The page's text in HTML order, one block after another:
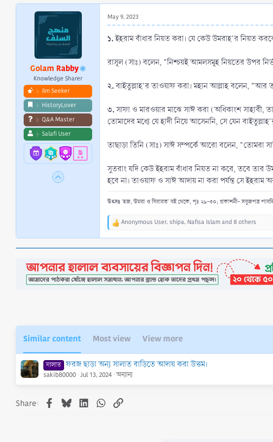
r
t
Golam Rabby
Knowledge Sharer
ilm Seeker
HistoryLover
Q&A Master
Salafi User
May 9, 2023
১.ইহরাম বাঁধার নিয়ত করা। যে কেউ উমরাহ'র নিয়ত
রাসূল (সাঃ) বলেন, "নিশ্চয়ই আমলসমূহ নিয়তের উপর
২.বাইতুল্লাহ'র তাওয়াফ করা। মহান আল্লাহ বলেন, "আর
৩.সাফা ও মারওয়ার মাঝে সাঈ করা (অধিকাংশ
তোমাদের মধ্যে যে হাদী নিয়ে আসেননি, সে যেন
তাছাড়া তিনি (সাঃ) সাঈ সম্পর্কে আরো বলেন,
সুতরাং যদি কেউ ইহরাম বাঁধার নিয়ত না করে, তবে তার
হবে না। তাওয়াফ ও সাঈ আদায় না করা পর্যন্ত সে ইহরাম
উৎসঃ 'হজ, উমরা ও যিয়ারত' বই থেকে, পৃঃ ২৯-৩০; প্রকাশনী- সবুজপত্র
R
i
o
n
Anonymous User, shipa, Nafisa Islamand 8 others
Similar content Most view View more
সালাত ফরজ ছাড়া অন্য সালাত বাড়িতে আদায় করা উত্তম।
sakib80000 Jul 13, 2024 অন্যান্য
Share: Facebook
BlueskyLinkedInWhatsApp
Link